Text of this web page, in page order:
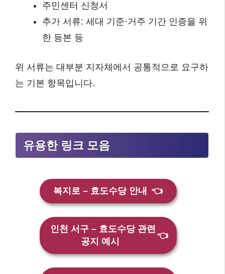
주민센터 신청서
추가 서류: 세대 기준·거주 기간 인증을 위
한 등본 등
위 서류는 대부분 지자체에서 공통적으로 요구하
는 기본 항목입니다.
유용한 링크 모음
복지로 – 효도수당 안내👈
인천 서구 – 효도수당 관련
공지 예시
👈